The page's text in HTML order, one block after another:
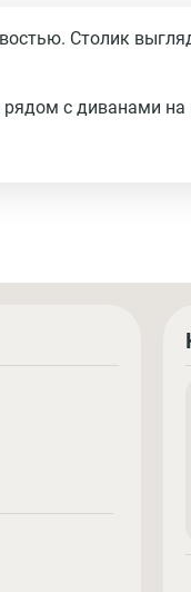
Столик
с диванами